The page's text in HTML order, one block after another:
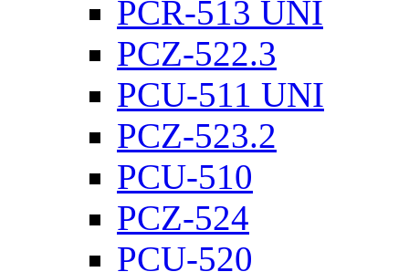
PCR-513 UNI
PCZ-522.3
PCU-511 UNI
PCZ-523.2
PCU-510
PCZ-524
PCU-520